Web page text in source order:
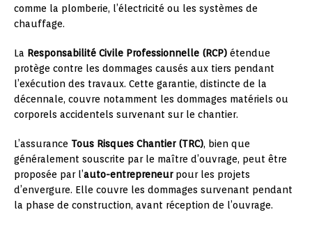
comme la plomberie, l’électricité ou les systèmes de
chauffage.
La Responsabilité Civile Professionnelle (RCP) étendue
protège contre les dommages causés aux tiers pendant
l’exécution des travaux. Cette garantie, distincte de la
décennale, couvre notamment les dommages matériels ou
corporels accidentels survenant sur le chantier.
L’assurance Tous Risques Chantier (TRC), bien que
généralement souscrite par le maître d’ouvrage, peut être
proposée par l’auto-entrepreneurpour les projets
d’envergure. Elle couvre les dommages survenant pendant
la phase de construction, avant réception de l’ouvrage.